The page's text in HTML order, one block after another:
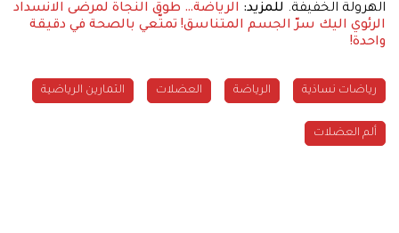
الهرولة الخفيفة. للمزيد: الرياضة… طوق النجاة لمرضى الانسداد
الرئوي اليك سرّ الجسم المتناسق! تمتّعي بالصحة في دقيقة
واحدة!
رياضات نساذية الرياضة العضلات التمارين الرياضية
ألم العضلات